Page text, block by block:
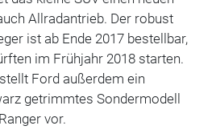
Allradantrieb. Der robust
ist ab Ende 2017 bestellbar,
im Frühjahr 2018 starten.
Ford außerdem ein
getrimmtes Sondermodell
vor.